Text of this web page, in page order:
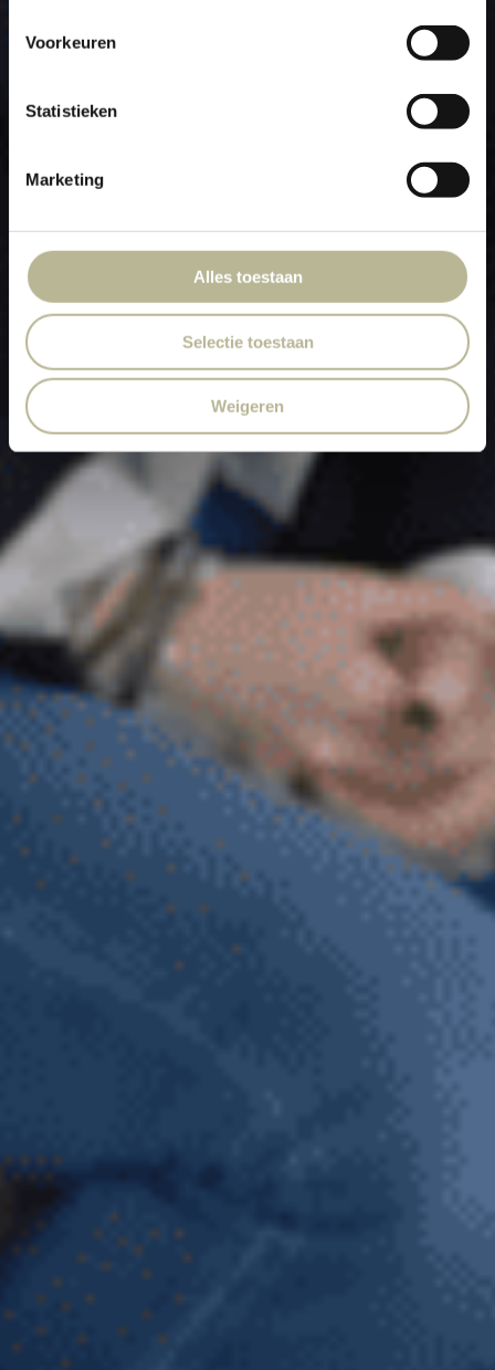
Voorkeuren
Statistieken
Marketing
Alles toestaan
Selectie toestaan
Weigeren